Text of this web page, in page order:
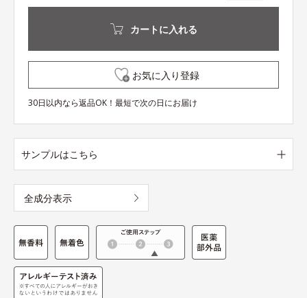
カートに入れる
お気に入り登録
30日以内なら返品OK！最短で次の日にお届け
サンプルはこちら
全成分表示